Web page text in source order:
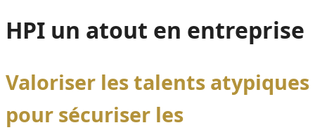
HPI un atout en entreprise
Valoriser les talents atypiques
pour sécuriser les